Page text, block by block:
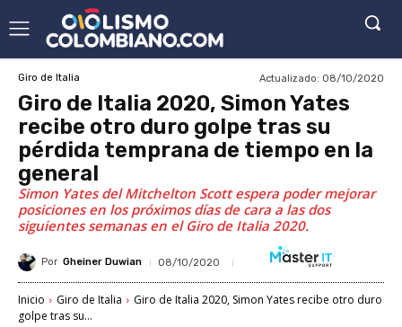
Giro de Italia Actualizado: 08/10/2020
Giro de Italia 2020, Simon Yates
recibe otro duro golpe tras su
pérdida temprana de tiempo en la
general
Simon Yates del Mitchelton Scott espera poder mejorar
posiciones en los próximos días de cara a las dos
siguientes semanas en el Giro de Italia 2020.
Por Gheiner Duwian 08/10/2020
Inicio Giro de Italia
Giro de Italia 2020, Simon Yates recibe otro duro
golpe tras su...